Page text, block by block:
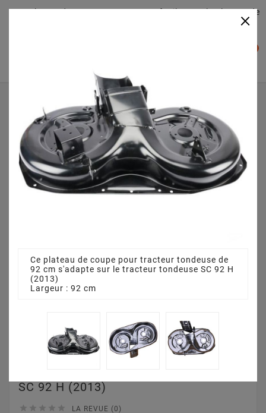
Plateaudecoupe.com : Trouver facilement le plateau de
Accueil
Plateau de coupe
Plateau de coupe 92 cm 3825640751 pour SC 92 H (2013)
Plateau De Coupe 92
SC 92 H (2013)
     LA REVUE (0)
×
Ce plateau de coupe pour tracteur tondeuse de
92 cm s'adapte sur le tracteur tondeuse SC 92 H
(2013)
Largeur : 92 cm